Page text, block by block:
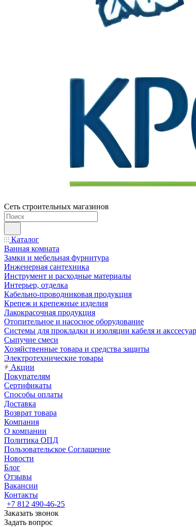
Сеть строительных магазинов
Каталог
Ванная комната
Замки и мебельная фурнитура
Инженерная сантехника
Инструмент и расходные материалы
Интерьер, отделка
Кабельно-проводниковая продукция
Крепеж и крепежные изделия
Лакокрасочная продукция
Отопительное и насосное оборудование
Системы для прокладки и изоляции кабеля и
Сыпучие смеси
Хозяйственные товара и средства защиты
Электротехнические товары
Акции
Покупателям
Сертификаты
Способы оплаты
Доставка
Возврат товара
Компания
О компании
Политика ОПД
Пользовательское Соглашение
Новости
Блог
Отзывы
Вакансии
Контакты
+7 812 490-46-25
Заказать звонок
Задать вопрос